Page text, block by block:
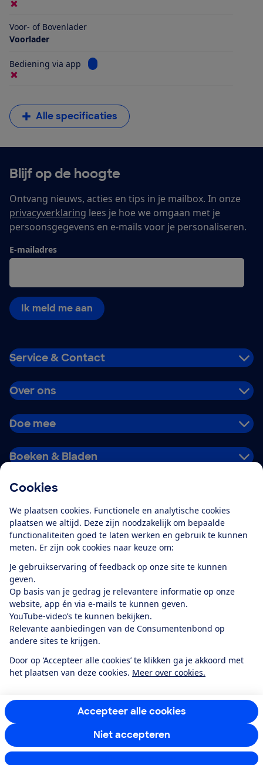
Cookies
We plaatsen cookies. Functionele en analytische cookies
plaatsen we altijd. Deze zijn noodzakelijk om bepaalde
functionaliteiten goed te laten werken en gebruik te kunnen
meten. Er zijn ook cookies naar keuze om:
Je gebruikservaring of feedback op onze site te kunnen
geven.
Op basis van je gedrag je relevantere informatie op onze
website, app én via e-mails te kunnen geven.
YouTube-video’s te kunnen bekijken.
Relevante aanbiedingen van de Consumentenbond op
andere sites te krijgen.
Door op ‘Accepteer alle cookies’ te klikken ga je akkoord met
het plaatsen van deze cookies. Meer over cookies.
Accepteer alle cookies
Niet accepteren
Voor- of Bovenlader
Voorlader
Bediening via app Bekijk informatie voor Bediening via app
Alle specificaties
Blijf op de hoogte
Ontvang nieuws, acties en tips in je mailbox. In onze
privacyverklaring lees je hoe we omgaan met je
persoonsgegevens en e-mails voor je personaliseren.
E-mailadres
Ik meld me aan
Service & Contact
Over ons
Doe mee
Boeken & Bladen
Alles over de
app
Algemene Voorwaarden
Privacyverklaring
Cookiebeleid
Privacyvoorkeuren
Toegankelijkheid
RSS-feed nieuws
Facebook
TwitterInstagram
YoutubeLinkedIn
12.901consumentenbeoordelen de Consumentenbondmet gemiddeld